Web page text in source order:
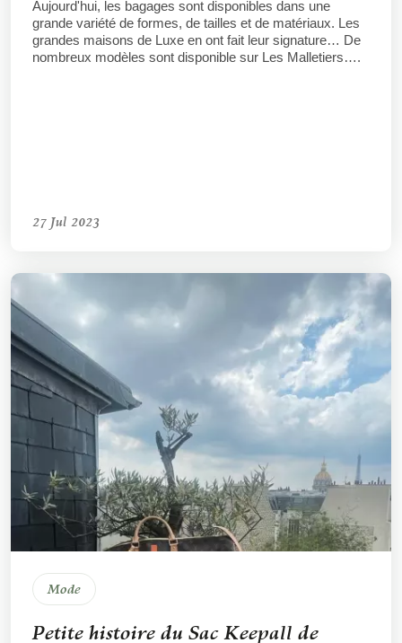
Aujourd'hui, les bagages sont disponibles dans une
grande variété de formes, de tailles et de matériaux. Les
grandes maisons de Luxe en ont fait leur signature… De
nombreux modèles sont disponible sur Les Malletiers….
27 Jul 2023
Mode
Petite histoire du Sac Keepall de